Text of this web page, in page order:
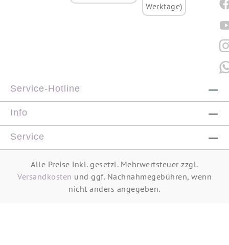
Werktage)
Service-Hotline
Info
Service
Alle Preise inkl. gesetzl. Mehrwertsteuer zzgl.
Versandkosten und ggf. Nachnahmegebühren, wenn
nicht anders angegeben.